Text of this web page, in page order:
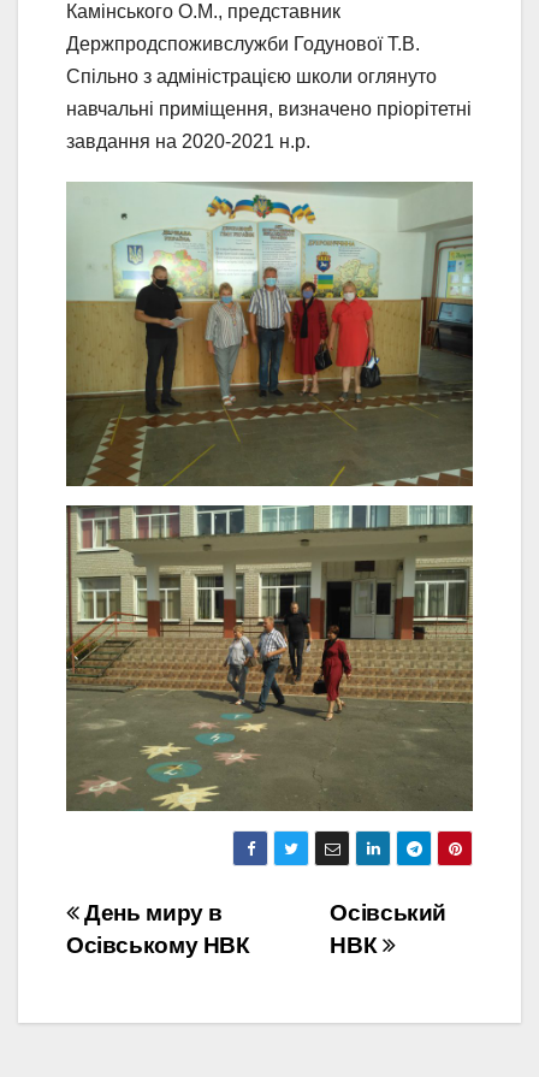
Камінського О.М., представник
Держпродспоживслужби Годунової Т.В.
Спільно з адміністрацією школи оглянуто
навчальні приміщення, визначено пріорітетні
завдання на 2020-2021 н.р.
Навігація
записів
Осівський
НВК
День миру в
Осівському НВК